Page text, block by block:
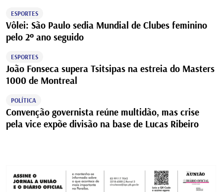
ESPORTES
Vôlei: São Paulo sedia Mundial de Clubes feminino
pelo 2º ano seguido
ESPORTES
João Fonseca supera Tsitsipas na estreia do Masters
1000 de Montreal
POLÍTICA
Convenção governista reúne multidão, mas crise
pela vice expõe divisão na base de Lucas Ribeiro